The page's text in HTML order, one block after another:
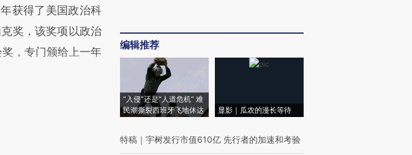
获得了美国政治科
奖，该奖项以政治
，专门颁给上一年
编辑推荐
“入侵”还是“人道危机” 难
民潮撕裂西班牙飞地休达
显影｜瓜农的漫长等待
特稿 ｜ 宇树发行市值610亿 先行者的加速和考验